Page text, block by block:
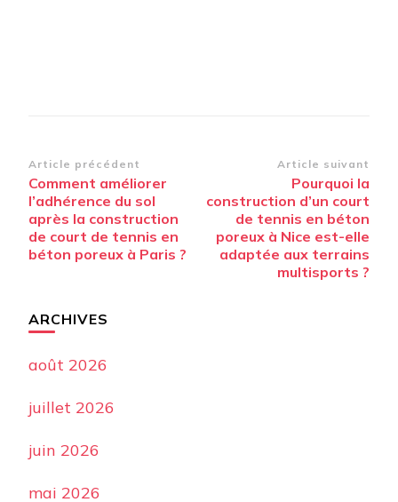
Navigation
d’article
Article précédent
Comment améliorer
l’adhérence du sol
après la construction
de court de tennis en
béton poreux à Paris ?
Article suivant
Pourquoi la
construction d’un court
de tennis en béton
poreux à Nice est-elle
adaptée aux terrains
multisports ?
ARCHIVES
août 2026
juillet 2026
juin 2026
mai 2026